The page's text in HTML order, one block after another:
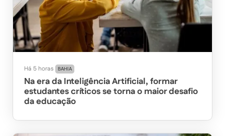
Há 5 horas BAHIA
Na era da Inteligência Artificial, formar
estudantes críticos se torna o maior desafio
da educação